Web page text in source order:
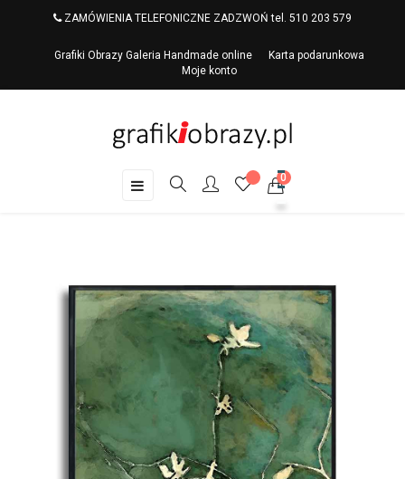
ZAMÓWIENIA TELEFONICZNE ZADZWOŃ tel. 510 203 579
Grafiki Obrazy Galeria Handmade online
Karta podarunkowa
Moje konto
Toggle
☰ 0